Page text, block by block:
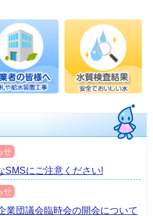
せ
SMSにご注意ください!
せ
業団議会臨時会の開会について